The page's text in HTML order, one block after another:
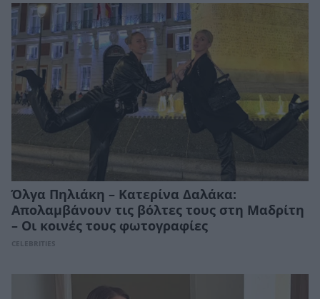
Όλγα Πηλιάκη – Κατερίνα Δαλάκα:
Απολαμβάνουν τις βόλτες τους στη Μαδρίτη
– Οι κοινές τους φωτογραφίες
CELEBRITIES